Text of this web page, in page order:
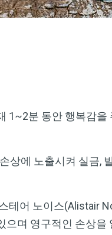
1~2분 동안 행복감을
상에 노출시켜 실금,
테어 노이스(Alistair
며 영구적인 손상을